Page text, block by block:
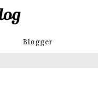
Blogger